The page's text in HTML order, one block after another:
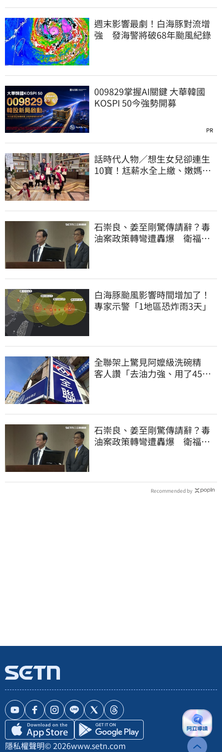
週末影響最劇！白海豚對流增
強 發海警將破68年颱風紀錄
009829掌握AI關鍵 大華韓國
KOSPI 50今強勢開募
PR
話時代人物／想生女兒卻連生
10寶！尪薪水全上繳、嫩媽吐
石崇良、姜至剛驚傳請辭？毒
油案政策轉彎遭轟爆 衛福部
白海豚颱風影響時間增加了！
專家示警「1地區恐炸雨3天」
全聯架上驚見阿嬤級洗碗精
客人讚「去油力強、用了45
石崇良、姜至剛驚傳請辭？毒
油案政策轉彎遭轟爆 衛福部
Recommended by
隱私權聲明© 2026www.setn.com